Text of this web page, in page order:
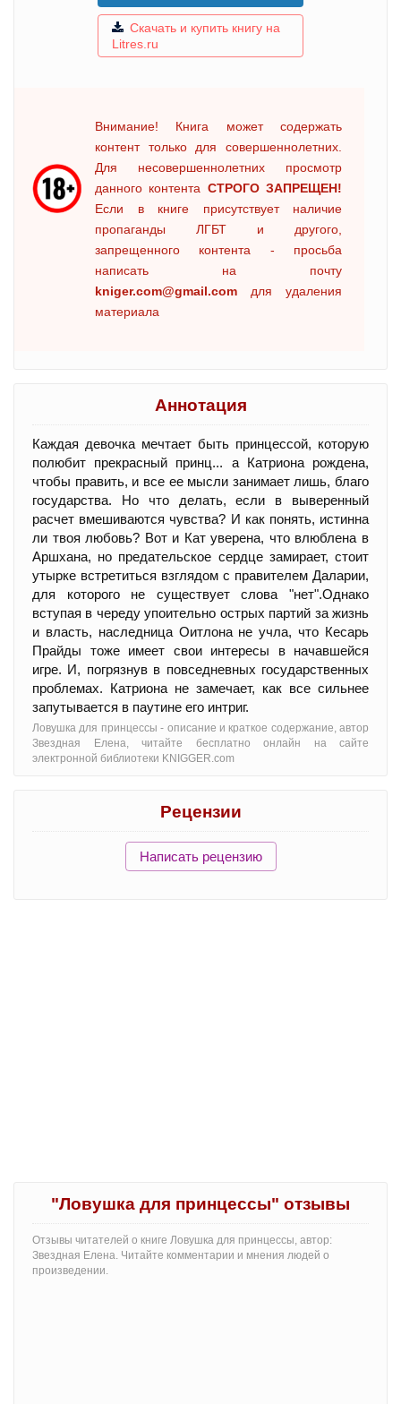
Скачать и купить книгу на
Litres.ru
Внимание! Книга может содержать
контент только для совершеннолетних.
Для несовершеннолетних просмотр
данного контента СТРОГО ЗАПРЕЩЕН!
Если в книге присутствует наличие
пропаганды ЛГБТ и другого,
запрещенного контента - просьба
написать на почту
kniger.com@gmail.com для удаления
материала
Аннотация
Каждая девочка мечтает быть принцессой, которую
полюбит прекрасный принц... а Катриона рождена,
чтобы править, и все ее мысли занимает лишь, благо
государства. Но что делать, если в выверенный
расчет вмешиваются чувства? И как понять, истинна
ли твоя любовь? Вот и Кат уверена, что влюблена в
Аршхана, но предательское сердце замирает, стоит
утырке встретиться взглядом с правителем Даларии,
для которого не существует слова "нeт".Однако
вступая в череду упоительно острых партий за жизнь
и власть, наследница Оитлона не учла, что Кесарь
Прайды тоже имеет свои интересы в начавшейся
игре. И, погрязнув в повседневных государственных
проблемах. Катриона не замечает, как все сильнее
запутывается в паутине его интриг.
Ловушка для принцессы - oписание и краткое содержание, автор
Звездная Елена, читайте бесплатно онлайн на сайте
электронной библиотеки KNIGGER.com
Рецензии
Написать рецензию
"Ловушка для принцессы" отзывы
Отзывы читателей о книге Ловушка для принцессы, автор:
Звездная Елена. Читайте комментарии и мнения людей о
произведении.